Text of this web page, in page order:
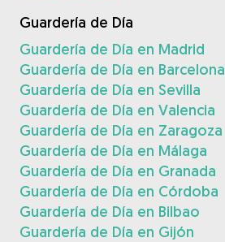
Guardería de Día
Guardería de Día en Madrid
Guardería de Día en Barcelona
Guardería de Día en Sevilla
Guardería de Día en Valencia
Guardería de Día en Zaragoza
Guardería de Día en Málaga
Guardería de Día en Granada
Guardería de Día en Córdoba
Guardería de Día en Bilbao
Guardería de Día en Gijón